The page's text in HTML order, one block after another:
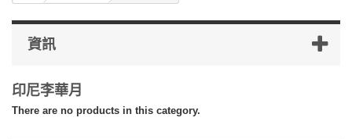
資訊
印尼李華月
There are no products in this category.